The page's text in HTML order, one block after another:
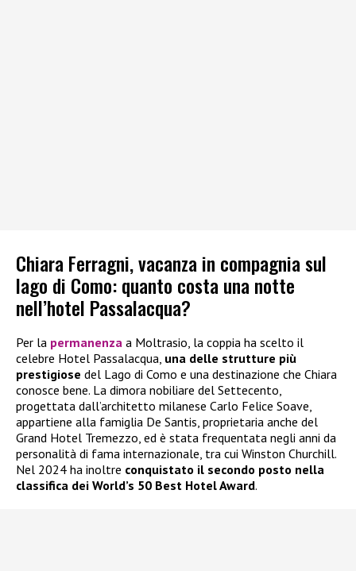
Chiara Ferragni, vacanza in compagnia sul
lago di Como: quanto costa una notte
nell’hotel Passalacqua?
Per la permanenza a Moltrasio, la coppia ha scelto il
celebre Hotel Passalacqua, una delle strutture più
prestigiose del Lago di Como e una destinazione che Chiara
conosce bene. La dimora nobiliare del Settecento,
progettata dall’architetto milanese Carlo Felice Soave,
appartiene alla famiglia De Santis, proprietaria anche del
Grand Hotel Tremezzo, ed è stata frequentata negli anni da
personalità di fama internazionale, tra cui Winston Churchill.
Nel 2024 ha inoltre conquistato il secondo posto nella
classifica dei World’s 50 Best Hotel Award.